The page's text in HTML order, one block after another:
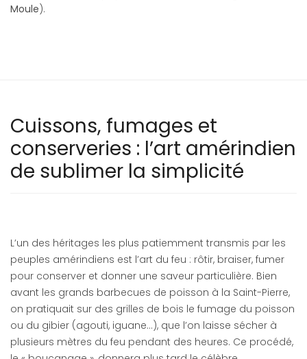
Moule).
Cuissons, fumages et
conserveries : l’art amérindien
de sublimer la simplicité
L’un des héritages les plus patiemment transmis par les
peuples amérindiens est l’art du feu : rôtir, braiser, fumer
pour conserver et donner une saveur particulière. Bien
avant les grands barbecues de poisson à la Saint-Pierre,
on pratiquait sur des grilles de bois le fumage du poisson
ou du gibier (agouti, iguane...), que l’on laisse sécher à
plusieurs mètres du feu pendant des heures. Ce procédé,